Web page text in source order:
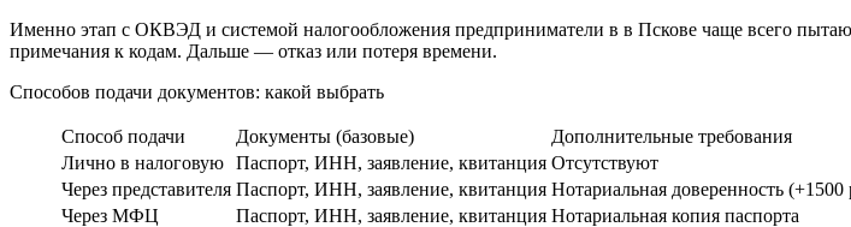
Именно этап с ОКВЭД и системой налогообложения предприниматели в в Пскове чаще всего
примечания к кодам. Дальше — отказ или потеря времени.
Способов подачи документов: какой выбрать
Способ подачи Документы (базовые) Дополнительные требования
Лично в налоговую Паспорт, ИНН, заявление, квитанция Отсутствуют
Через представителя Паспорт, ИНН, заявление, квитанция Нотариальная доверенность (+1500
Через МФЦ
Паспорт, ИНН, заявление, квитанция Нотариальная копия паспорта